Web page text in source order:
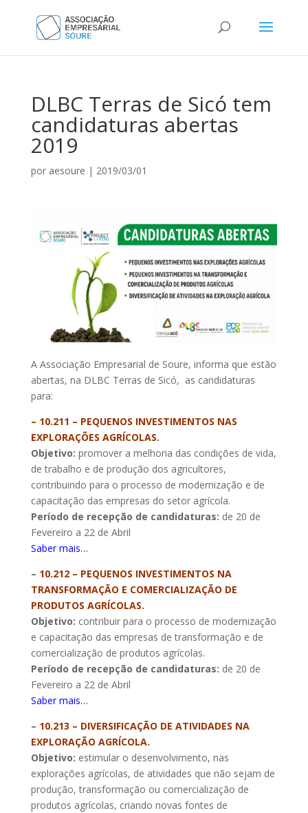
DLBC Terras de Sicó tem
candidaturas abertas
2019
por aesoure | 2019/03/01
A Associação Empresarial de Soure, informa que estão
abertas, na DLBC Terras de Sicó, as candidaturas
para:
– 10.211 – PEQUENOS INVESTIMENTOS NAS
EXPLORAÇÕES AGRÍCOLAS.
Objetivo: promover a melhoria das condições de vida,
de trabalho e de produção dos agricultores,
contribuindo para o processo de modernização e de
capacitação das empresas do setor agrícola.
Período de recepção de candidaturas: de 20 de
Fevereiro a 22 de Abril
Saber mais…
– 10.212 – PEQUENOS INVESTIMENTOS NA
TRANSFORMAÇÃO E COMERCIALIZAÇÃO DE
PRODUTOS AGRÍCOLAS.
Objetivo: contribuir para o processo de modernização
e capacitação das empresas de transformação e de
comercialização de produtos agrícolas.
Período de recepção de candidaturas: de 20 de
Fevereiro a 22 de Abril
Saber mais…
– 10.213 – DIVERSIFICAÇÃO DE ATIVIDADES NA
EXPLORAÇÃO AGRÍCOLA.
Objetivo: estimular o desenvolvimento, nas
explorações agrícolas, de atividades que não sejam de
produção, transformação ou comercialização de
produtos agrícolas, criando novas fontes de